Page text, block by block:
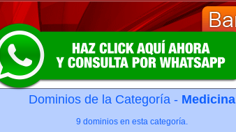
Dominios de la Categoría - Medicina
9 dominios en esta categoría.